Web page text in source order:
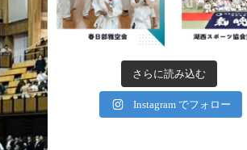
さらに読み込む
Instagram でフォロー